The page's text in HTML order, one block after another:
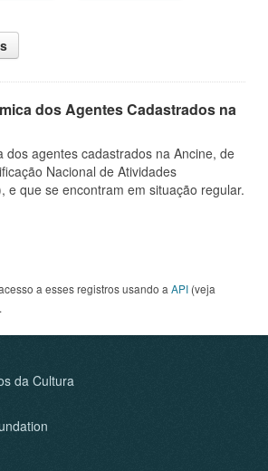
dos Agentes Cadastrados na
dos agentes cadastrados na Ancine, de
Nacional de Atividades
e que se encontram em situação regular.
a esses registros usando a API (veja
da Cultura